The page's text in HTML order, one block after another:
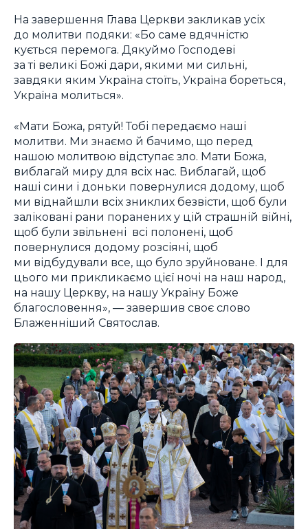
На завершення Глава Церкви закликав усіх
до молитви подяки: «Бо саме вдячністю
кується перемога. Дякуймо Господеві
за ті великі Божі дари, якими ми сильні,
завдяки яким Україна стоїть, Україна бореться,
Україна молиться».
«Мати Божа, рятуй! Тобі передаємо наші
молитви. Ми знаємо й бачимо, що перед
нашою молитвою відступає зло. Мати Божа,
виблагай миру для всіх нас. Виблагай, щоб
наші сини і доньки повернулися додому, щоб
ми віднайшли всіх зниклих безвісти, щоб були
заліковані рани поранених у цій страшній війні,
щоб були звільнені всі полонені, щоб
повернулися додому розсіяні, щоб
ми відбудували все, що було зруйноване. І для
цього ми прикликаємо цієї ночі на наш народ,
на нашу Церкву, на нашу Україну Боже
благословення», — завершив своє слово
Блаженніший Святослав.